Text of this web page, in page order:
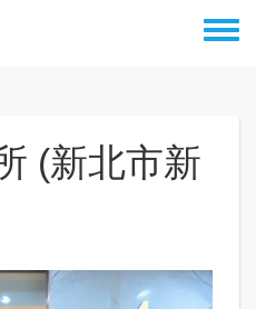
(新北市新